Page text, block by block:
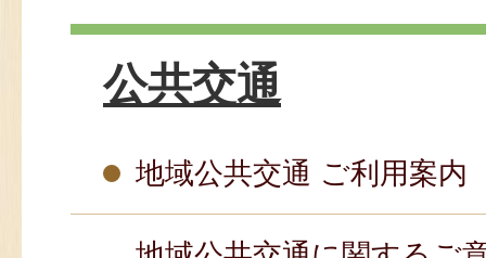
公共交通
地域公共交通 ご利用案内